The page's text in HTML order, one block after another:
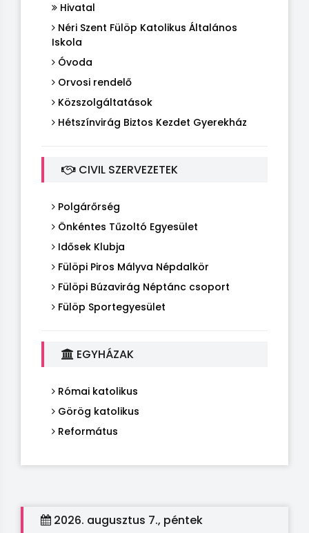
Hivatal
Néri Szent Fülöp Katolikus Általános
Iskola
Óvoda
Orvosi rendelő
Közszolgáltatások
Hétszínvirág Biztos Kezdet Gyerekház
CIVIL SZERVEZETEK
Polgárőrség
Önkéntes Tűzoltó Egyesület
Idősek Klubja
Fülöpi Piros Mályva Népdalkör
Fülöpi Búzavirág Néptánc csoport
Fülöp Sportegyesület
EGYHÁZAK
Római katolikus
Görög katolikus
Református
2026. augusztus 7., péntek